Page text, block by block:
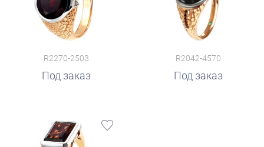
R2270-2503
Под заказ
R2042-4570
Под заказ